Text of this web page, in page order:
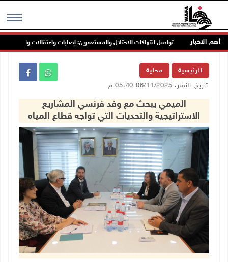
MENU أهم الاخبار تواصل انتهاكات الاحتلال والمستعمرين: إصابات واعتقالات واقتحامات
الرئيسية محلية
تاريخ النشر: 06/11/2025 05:40 م
الميمي يبحث مع وفد فرنسي المشاريع
الاستراتيجية والتحديات التي تواجه قطاع المياه